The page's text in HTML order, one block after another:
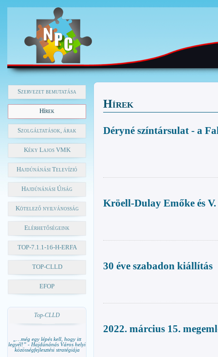
Szervezet bemutatása
Hírek
Szolgáltatások, árak
Kéky Lajos VMK
Hajdúnánási Televízió
Hajdúnánási Újság
Kötelező nyilvánosság
Elérhetőségeink
TOP-7.1.1-16-H-ERFA
TOP-CLLD
EFOP
Top-CLLD
„…még egy lépés kell, hogy itt
legyél!” - Hajdúnánás Város helyi
közösségfejlesztési stratégiája
Hírek
Déryné színtársulat - a
Kröell-Dulay Emőke és
30 éve szabadon kiállítás
2022. március 15.